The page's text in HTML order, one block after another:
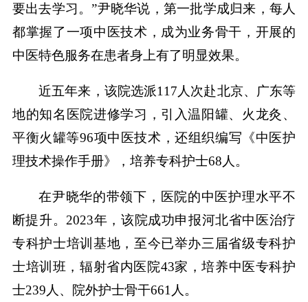
要出去学习。”尹晓华说，第一批学成归来，每人
都掌握了一项中医技术，成为业务骨干，开展的
中医特色服务在患者身上有了明显效果。
近五年来，该院选派117人次赴北京、广东等
地的知名医院进修学习，引入温阳罐、火龙灸、
平衡火罐等96项中医技术，还组织编写《中医护
理技术操作手册》，培养专科护士68人。
在尹晓华的带领下，医院的中医护理水平不
断提升。2023年，该院成功申报河北省中医治疗
专科护士培训基地，至今已举办三届省级专科护
士培训班，辐射省内医院43家，培养中医专科护
士239人、院外护士骨干661人。